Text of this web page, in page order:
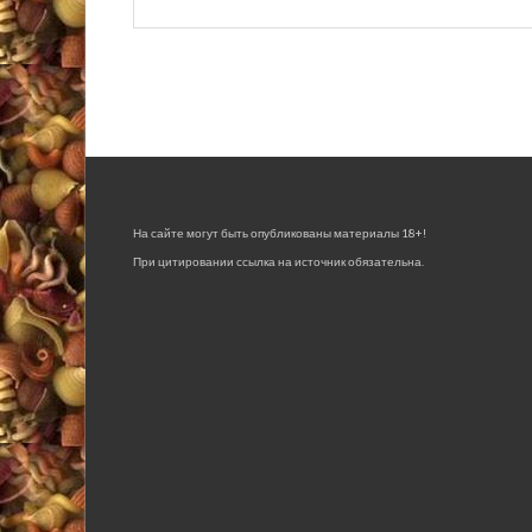
На сайте могут быть опубликованы материалы 18+!
При цитировании ссылка на источник обязательна.